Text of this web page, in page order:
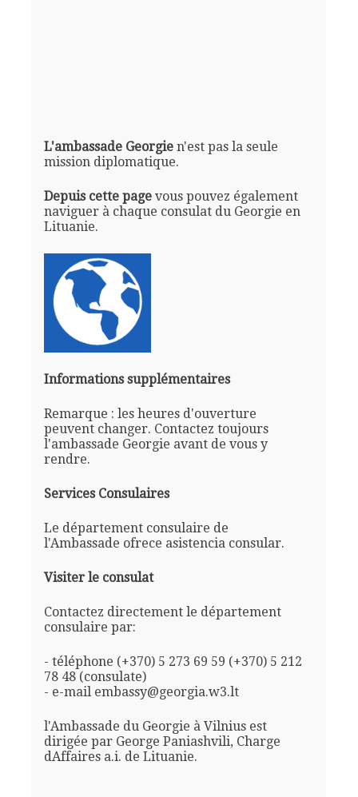
L'ambassade Georgien'est pas la seule
mission diplomatique.
Depuis cette pagevous pouvez également
naviguer à chaque consulat du Georgie en
Lituanie.
Informations supplémentaires
Remarque : les heures d'ouverture
peuvent changer. Contactez toujours
l'ambassade Georgie avant de vous y
rendre.
Services Consulaires
Le département consulaire de
l'Ambassade ofrece asistencia consular.
Visiter le consulat
Contactez directement le département
consulaire par:
- téléphone (+370) 5 273 69 59 (+370) 5 212
78 48 (consulate)
- e-mail embassy@georgia.w3.lt
l'Ambassade du Georgie à Vilnius est
dirigée par George Paniashvili, Charge
dAffaires a.i. de Lituanie.